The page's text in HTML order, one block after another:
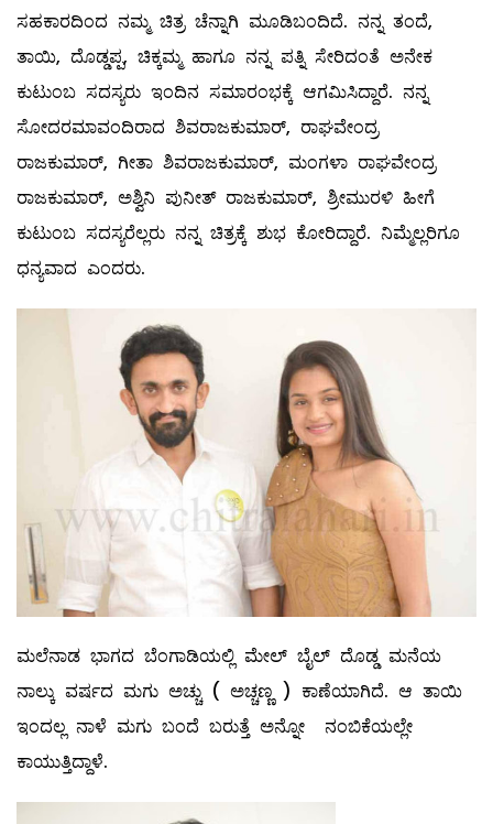
ಸಹಕಾರದಿಂದ ನಮ್ಮ ಚಿತ್ರ ಚೆನ್ನಾಗಿ ಮೂಡಿಬಂದಿದೆ. ನನ್ನ ತಂದೆ,
ತಾಯಿ, ದೊಡ್ಡಪ್ಪ,‌ ಚಿಕ್ಕಮ್ಮ‌ ಹಾಗೂ ನನ್ನ ಪತ್ನಿ ಸೇರಿದಂತೆ ಅನೇಕ
ಕುಟುಂಬ ಸದಸ್ಯರು ಇಂದಿನ ಸಮಾರಂಭಕ್ಕೆ ಆಗಮಿಸಿದ್ದಾರೆ. ನನ್ನ
ಸೋದರಮಾವಂದಿರಾದ ಶಿವರಾಜಕುಮಾರ್, ರಾಘವೇಂದ್ರ
ರಾಜಕುಮಾರ್,‌ ಗೀತಾ ಶಿವರಾಜಕುಮಾರ್,‌ ಮಂಗಳಾ ರಾಘವೇಂದ್ರ
ರಾಜಕುಮಾರ್, ಅಶ್ವಿನಿ ಪುನೀತ್ ರಾಜಕುಮಾರ್,‌ ಶ್ರೀಮುರಳಿ ಹೀಗೆ
ಕುಟುಂಬ ಸದಸ್ಯರೆಲ್ಲರು ನನ್ನ ಚಿತ್ರಕ್ಕೆ ಶುಭ ಕೋರಿದ್ದಾರೆ. ನಿಮ್ಮೆಲ್ಲರಿಗೂ
ಧನ್ಯವಾದ ಎಂದರು.
ಮಲೆನಾಡ ಭಾಗದ ಬೆಂಗಾಡಿಯಲ್ಲಿ ಮೇಲ್ ಬೈಲ್ ದೊಡ್ಡ ಮನೆಯ
ನಾಲ್ಕು ವರ್ಷದ ಮಗು ಅಚ್ಚು ( ಅಚ್ಚಣ್ಣ ) ಕಾಣೆಯಾಗಿದೆ. ಆ ತಾಯಿ
ಇಂದಲ್ಲ ನಾಳೆ ಮಗು ಬಂದೆ ಬರುತ್ತೆ ಅನ್ನೋ ನಂಬಿಕೆಯಲ್ಲೇ
ಕಾಯುತ್ತಿದ್ದಾಳೆ.